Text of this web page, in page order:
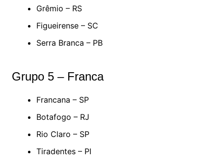
Grêmio – RS
Figueirense – SC
Serra Branca – PB
Grupo 5 – Franca
Francana – SP
Botafogo – RJ
Rio Claro – SP
Tiradentes – PI